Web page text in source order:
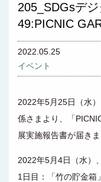
205_SDGsデ
49:PICNIC
2022.05.25
イベント
2022年5月25日（水
係さまより、「
展実施報告書が届きま
2022年5月4日（水）
1日目：「竹の貯金箱